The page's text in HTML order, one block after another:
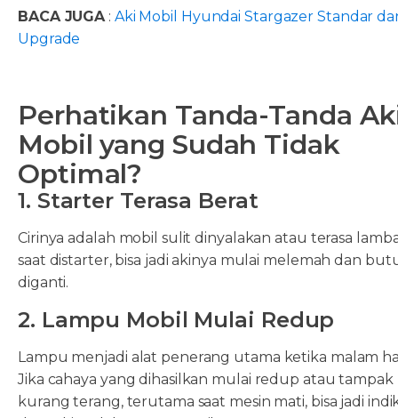
BACA JUGA: Aki Mobil Hyundai Stargazer Standar
Upgrade
Perhatikan Tanda-Tanda
Mobil yang Sudah Tidak
Optimal?
1. Starter Terasa Berat
Cirinya adalah mobil sulit dinyalakan atau terasa
saat distarter, bisa jadi akinya mulai melemah dan
diganti.
2. Lampu Mobil Mulai Redup
Lampu menjadi alat penerang utama ketika malam
Jika cahaya yang dihasilkan mulai redup atau tampak
kurang terang, terutama saat mesin mati, bisa jadi